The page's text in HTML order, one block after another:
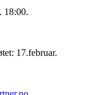
18:00.
17.februar.